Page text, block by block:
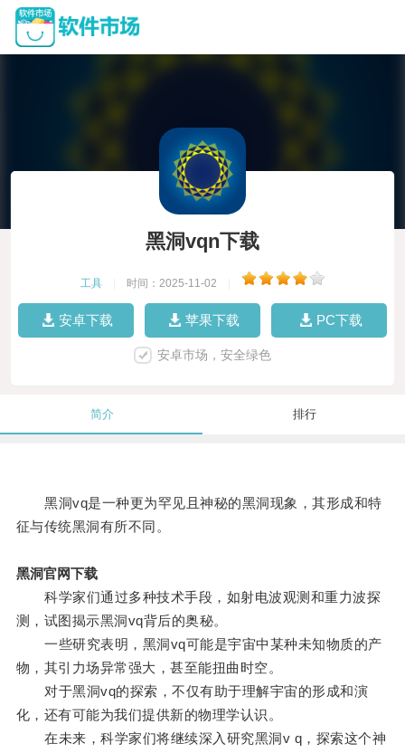
黑洞vqn下载
工具 时间：2025-11-02
安卓下载 苹果下载 PC下载
安卓市场，安全绿色
简介 排行
黑洞vq是一种更为罕见且神秘的黑洞现象，其形成和特
征与传统黑洞有所不同。
黑洞官网下载
科学家们通过多种技术手段，如射电波观测和重力波探
测，试图揭示黑洞vq背后的奥秘。
一些研究表明，黑洞vq可能是宇宙中某种未知物质的产
物，其引力场异常强大，甚至能扭曲时空。
对于黑洞vq的探索，不仅有助于理解宇宙的形成和演
化，还有可能为我们提供新的物理学认识。
在未来，科学家们将继续深入研究黑洞v q，探索这个神